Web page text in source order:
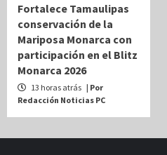
Fortalece Tamaulipas
conservación de la
Mariposa Monarca con
participación en el Blitz
Monarca 2026
13 horas atrás | Por
Redacción Noticias PC